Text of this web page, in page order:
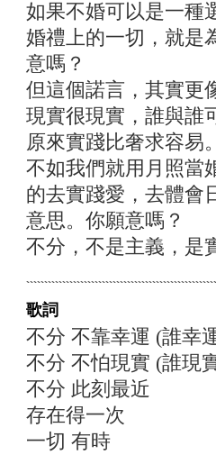
如果不婚可以是一種
婚禮上的一切，就是
意嗎？
但這個諾言，其實更
現實很現實，誰與誰
原來實踐比奢求容易。
不如我們就用月照當
的去實踐愛，去體會
意思。你願意嗎？
不分，不是主義，是
歌詞
不分 不靠幸運 (誰幸
不分 不怕現實 (誰現
不分 此刻
存在得一次
一切 有時